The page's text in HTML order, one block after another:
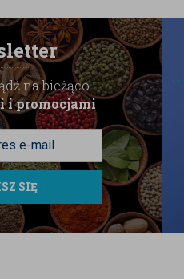
na bieżąco
i promocjami
SIĘ